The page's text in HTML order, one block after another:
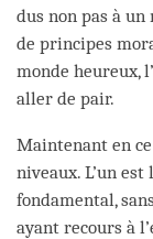
dus non pas à un
de principes
monde heureux,
aller de pair.
Maintenant en
niveaux. L’un
fondamental,
ayant recours à